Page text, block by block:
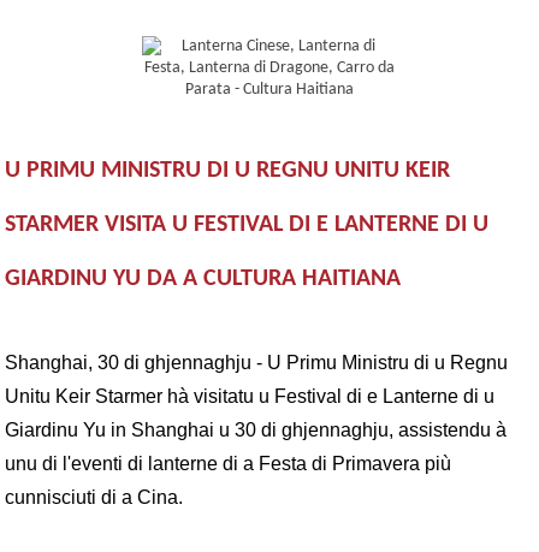
U PRIMU MINISTRU DI U REGNU UNITU KEIR
STARMER VISITA U FESTIVAL DI E LANTERNE DI U
GIARDINU YU DA A CULTURA HAITIANA
Shanghai, 30 di ghjennaghju - U Primu Ministru di u Regnu
Unitu Keir Starmer hà visitatu u Festival di e Lanterne di u
Giardinu Yu in Shanghai u 30 di ghjennaghju, assistendu à
unu di l'eventi di lanterne di a Festa di Primavera più
cunnisciuti di a Cina.